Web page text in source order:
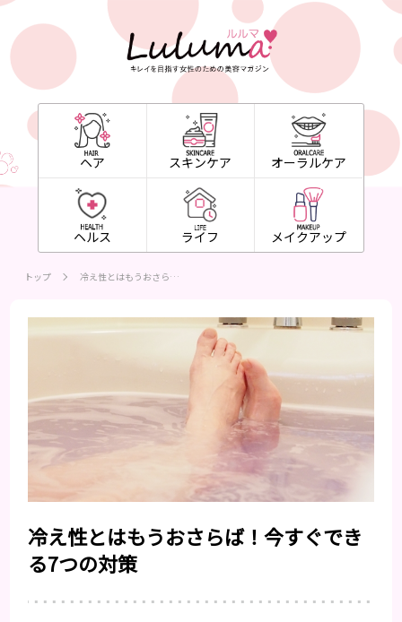
ヘア スキンケア オーラルケア
ヘルス ライフ メイクアップ
トップ 冷え性とはもうおさら…
冷え性とはもうおさらば！今すぐでき
る7つの対策